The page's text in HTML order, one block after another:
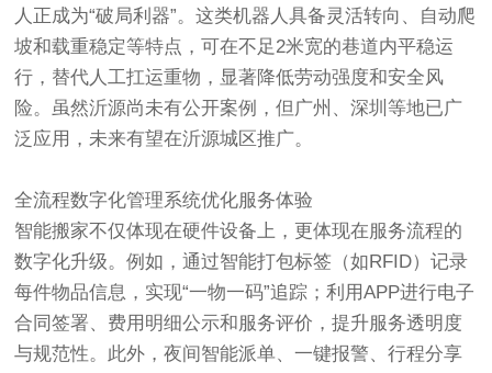
人正成为“破局利器”。这类机器人具备灵活转向、自动爬
坡和载重稳定等特点，可在不足2米宽的巷道内平稳运
行，替代人工扛运重物，显著降低劳动强度和安全风
险。虽然沂源尚未有公开案例，但广州、深圳等地已广
泛应用，未来有望在沂源城区推广。
全流程数字化管理系统优化服务体验‌
智能搬家不仅体现在硬件设备上，更体现在服务流程的
数字化升级。例如，通过智能打包标签（如RFID）记录
每件物品信息，实现“一物一码”追踪；利用APP进行电子
合同签署、费用明细公示和服务评价，提升服务透明度
与规范性。此外，夜间智能派单、一键报警、行程分享